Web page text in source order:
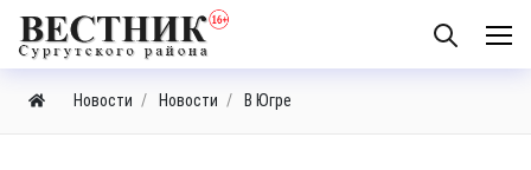
Новости Новости В Югре